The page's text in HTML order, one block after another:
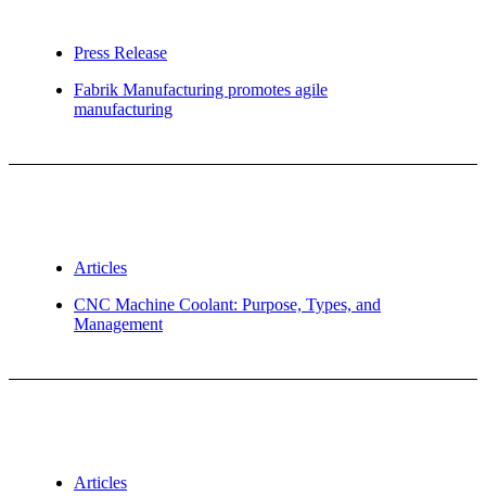
Press Release
Fabrik Manufacturing promotes agile
manufacturing
Articles
CNC Machine Coolant: Purpose, Types, and
Management
Articles